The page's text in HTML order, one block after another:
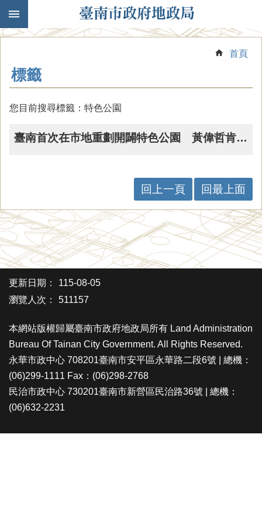
跳到主要內容區塊
首頁
標籤
您目前搜尋標籤：特色公園
臺南首次在市地重劃開闢特色公園 黃偉哲肯定北安商業區工程進度超前
回上一頁 回最上面
更新日期：
115-08-05
瀏覽人次：
511157
本網站版權歸屬臺南市政府地政局所有 Land Administration
Bureau Of Tainan City Government. All Rights Reserved.
永華市政中心 708201臺南市安平區永華路二段6號 | 總機：
(06)299-1111 Fax：(06)298-2768
民治市政中心 730201臺南市新營區民治路36號 | 總機：
(06)632-2231